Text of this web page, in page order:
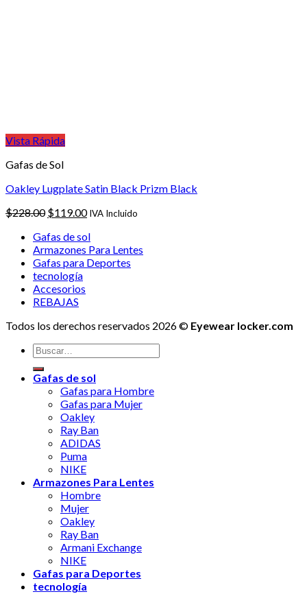
Vista Rápida
Gafas de Sol
Oakley Lugplate Satin Black Prizm Black
$228.00 El
original
era:
$228.00.
$119.00El
actual
es:
$119.00.
IVA Incluido
Gafas de sol
Armazones Para Lentes
Gafas para Deportes
tecnología
Accesorios
REBAJAS
Todos los derechos reservados 2026 © Eyewear locker.com
Buscar
por:
Gafas de sol
Gafas para Hombre
Gafas para Mujer
Oakley
Ray Ban
ADIDAS
Puma
NIKE
Armazones Para Lentes
Hombre
Mujer
Oakley
Ray Ban
Armani Exchange
NIKE
Gafas para Deportes
tecnología